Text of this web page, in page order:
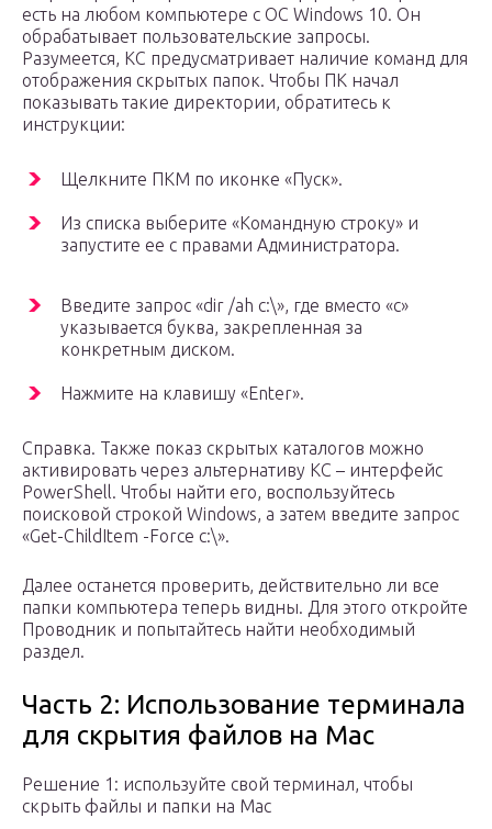
есть на любом компьютере с ОС Windows 10. Он
обрабатывает пользовательские запросы.
Разумеется, КС предусматривает наличие команд для
отображения скрытых папок. Чтобы ПК начал
показывать такие директории, обратитесь к
инструкции:
Щелкните ПКМ по иконке «Пуск».
Из списка выберите «Командную строку» и
запустите ее с правами Администратора.
Введите запрос «dir /ah c:\», где вместо «c»
указывается буква, закрепленная за
конкретным диском.
Нажмите на клавишу «Enter».
Справка. Также показ скрытых каталогов можно
активировать через альтернативу КС – интерфейс
PowerShell. Чтобы найти его, воспользуйтесь
поисковой строкой Windows, а затем введите запрос
«Get-ChildItem -Force c:\».
Далее останется проверить, действительно ли все
папки компьютера теперь видны. Для этого откройте
Проводник и попытайтесь найти необходимый
раздел.
Часть 2: Использование терминала
для скрытия файлов на Mac
Решение 1: используйте свой терминал, чтобы
скрыть файлы и папки на Mac